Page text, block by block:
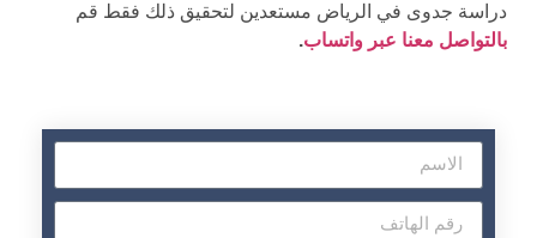
دراسة جدوى في الرياض مستعدين لتحقيق ذلك فقط قم
بالتواصل معنا عبر واتساب.